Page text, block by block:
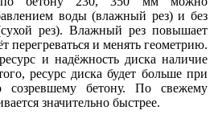
воды (влажный рез) и без
рез). Влажный рез повышает
перегреваться и менять геометрию.
и надёжность диска наличие
ресурс диска будет больше при
созревшему бетону. По свежему
значительно быстрее.